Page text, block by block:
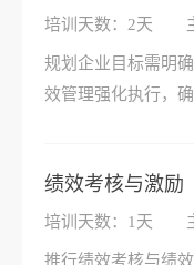
培训天数：2天
规划企业目标需明
效管理强化执行，
绩效考核与激励
培训天数：1天
推行绩效考核与绩